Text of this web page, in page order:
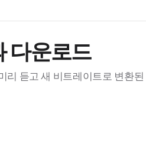
다운로드
리 듣고 새 비트레이트로 변환